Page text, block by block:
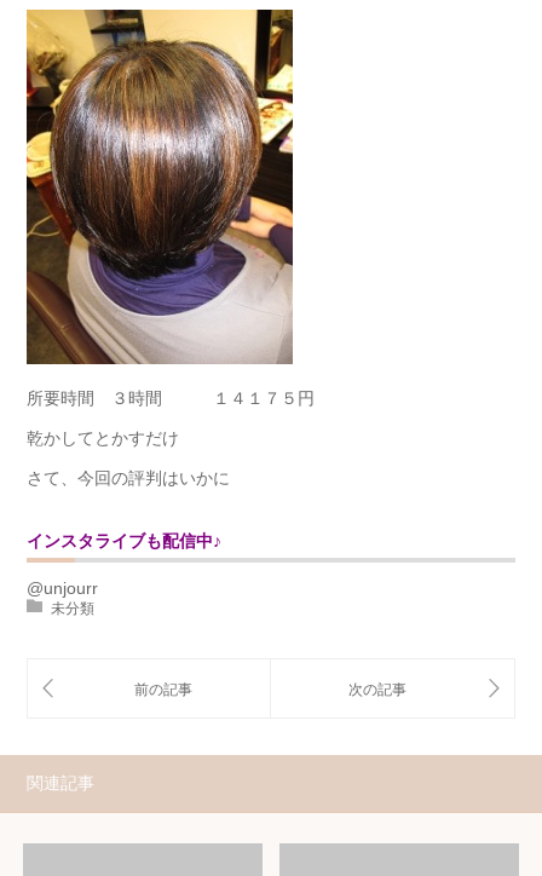
所要時間 ３時間 １４１７５円
乾かしてとかすだけ
さて、今回の評判はいかに
インスタライブも配信中♪
@unjourr
未分類
関連記事